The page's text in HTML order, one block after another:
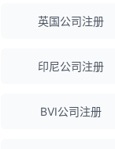
越南公司注
英国公司注册
印尼公司注册
BVI公司注册